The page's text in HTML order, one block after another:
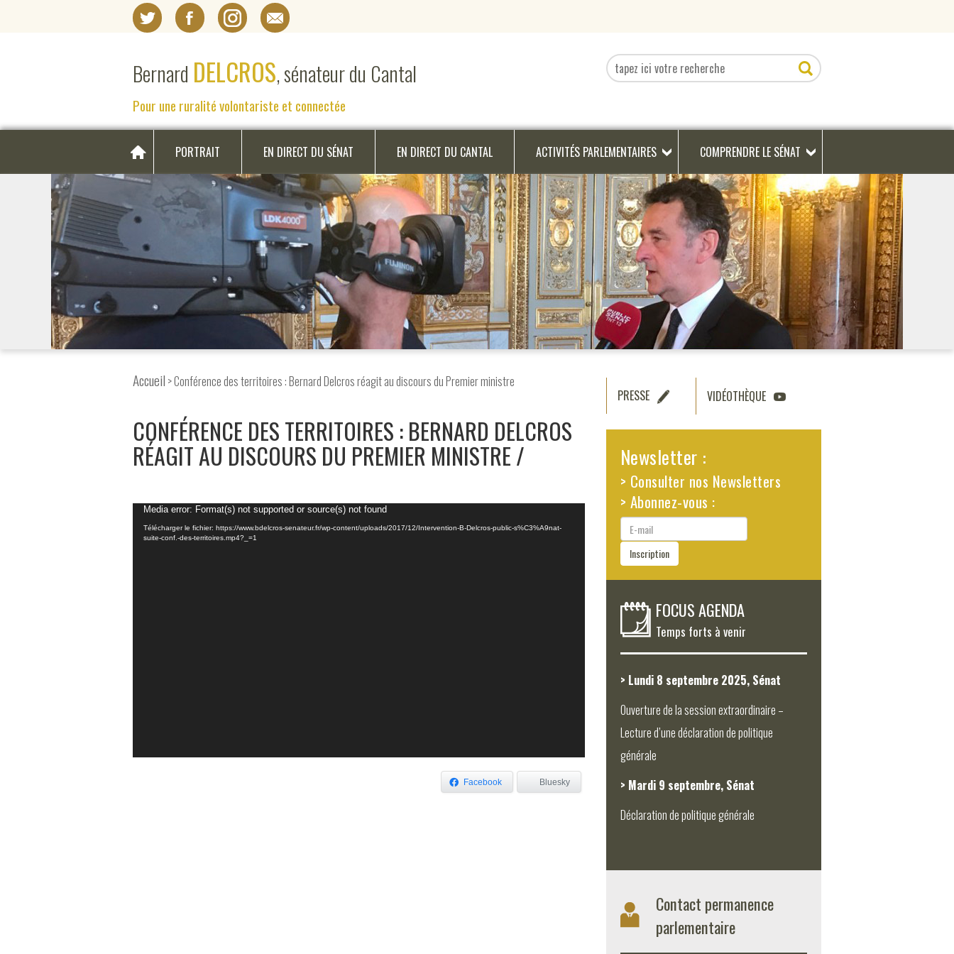
Bernard DELCROS, sénateur du Cantal
Pour une ruralité volontariste et connectée
PORTRAIT EN DIRECT DU SÉNAT EN DIRECT DU CANTAL ACTIVITÉS PARLEMENTAIRES COMPRENDRE LE SÉNAT
Accueil > Conférence des territoires : Bernard Delcros réagit au discours du Premier ministre
CONFÉRENCE DES TERRITOIRES : BERNARD DELCROS
RÉAGIT AU DISCOURS DU PREMIER MINISTRE
Lecteur
vidéo
Media error: Format(s) not supported or source(s) not found
Télécharger le fichier: https://www.bdelcros-senateur.fr/wp-content/uploads/2017/12/Intervention-B-Delcros-public-s%C3%A9nat-
suite-conf.-des-territoires.mp4?_=1
Facebook Bluesky
PRESSE VIDÉOTHÈQUE
Newsletter :
> Consulter nos Newsletters
> Abonnez-vous :
E-
mail
Inscription
FOCUS AGENDA
Temps forts à venir
> Lundi 8 septembre 2025, Sénat
Ouverture de la session extraordinaire –
Lecture d’une déclaration de politique
générale
> Mardi 9 septembre, Sénat
Déclaration de politique générale
Contact permanence
parlementaire